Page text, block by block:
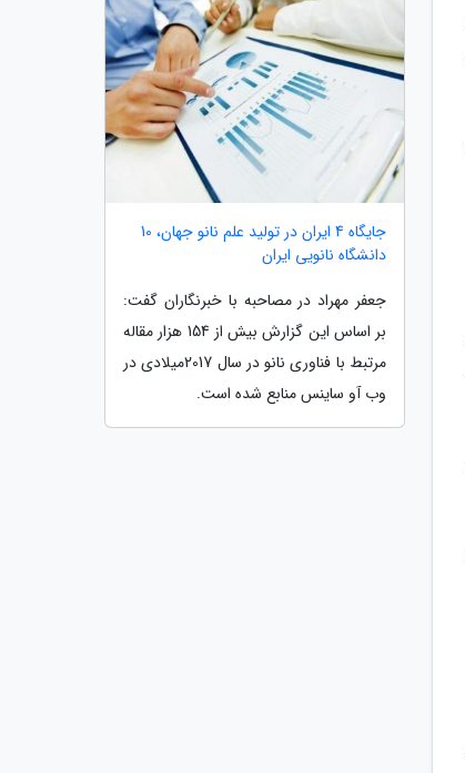
جایگاه 4 ایران در تولید علم نانو جهان، 10
دانشگاه نانویی ایران
جعفر مهراد در مصاحبه با خبرنگاران گفت:
بر اساس این گزارش بیش از 154 هزار مقاله
مرتبط با فناوری نانو در سال 2017میلادی در
وب آو ساینس منابع شده است.